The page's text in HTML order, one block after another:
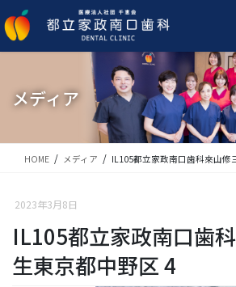
ン
テ
ビ
ゲ
移
メディア
HOME メディア IL105都立家政南口歯科來山修
2023年3月8日
IL105都立家政南口歯
生東京都中野区 4